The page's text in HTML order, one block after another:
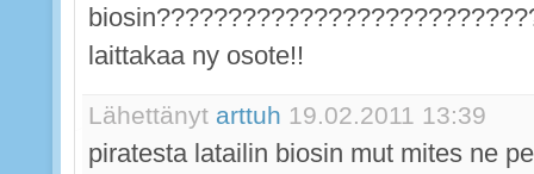
laittakaa ny osote!!
Lähettänyt arttuh 19.02.2011 13:39
piratesta latailin biosin mut mites ne